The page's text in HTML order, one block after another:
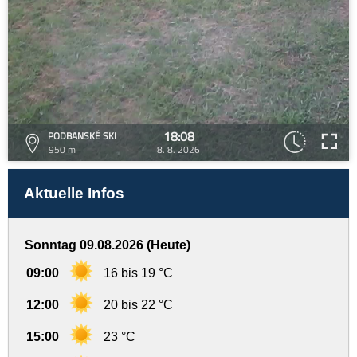
PODBANSKÉ SKI
950 m
18:08
8. 8. 2026
Aktuelle Infos
Sonntag 09.08.2026 (Heute)
09:00 16 bis 19 °C
12:00 20 bis 22 °C
15:00 23 °C